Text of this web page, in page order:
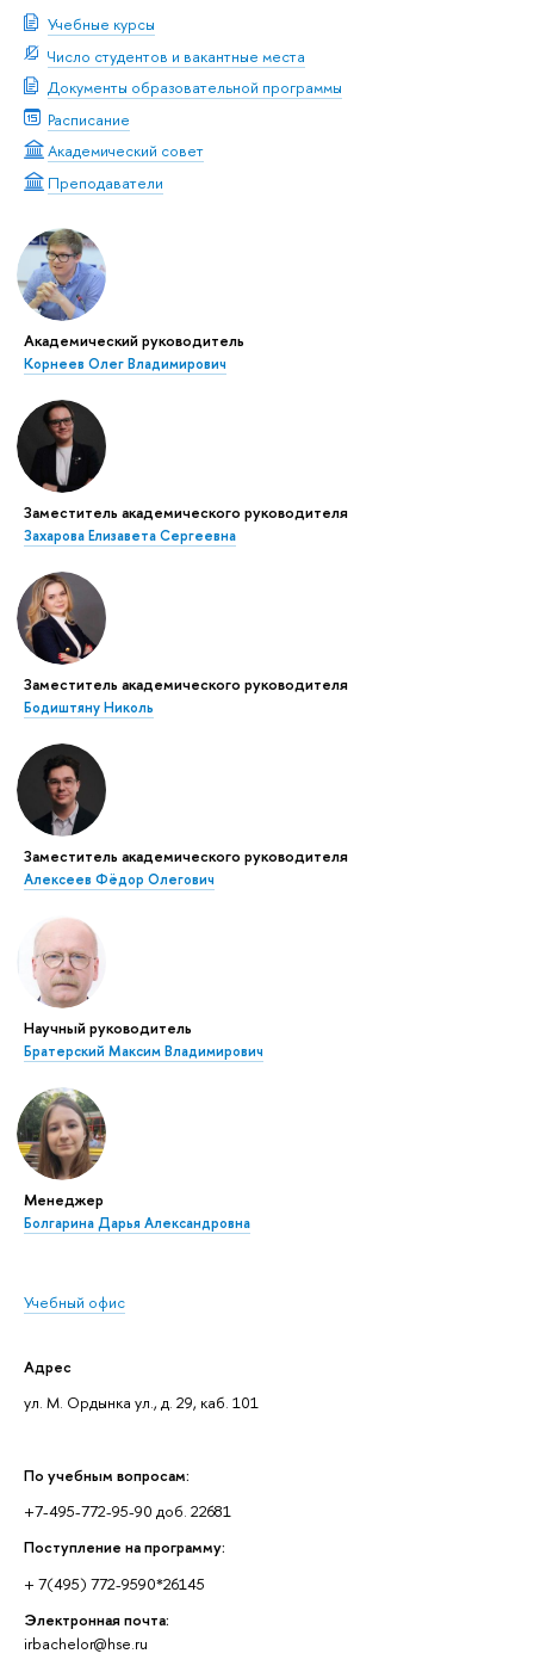
Учебные курсы
Число студентов и вакантные места
Документы образовательной программы
Расписание
Академический совет
Преподаватели
Академический руководитель
Корнеев Олег Владимирович
Заместитель академического руководителя
Захарова Елизавета Сергеевна
Заместитель академического руководителя
Бодиштяну Николь
Заместитель академического руководителя
Алексеев Фёдор Олегович
Научный руководитель
Братерский Максим Владимирович
Менеджер
Болгарина Дарья Александровна
Учебный офис
Адрес
ул. М. Ордынка ул., д. 29, каб. 101
По учебным вопросам:
+7-495-772-95-90 доб. 22681
Поступление на программу:
+ 7(495) 772-9590*26145
Электронная почта:
irbachelor@hse.ru